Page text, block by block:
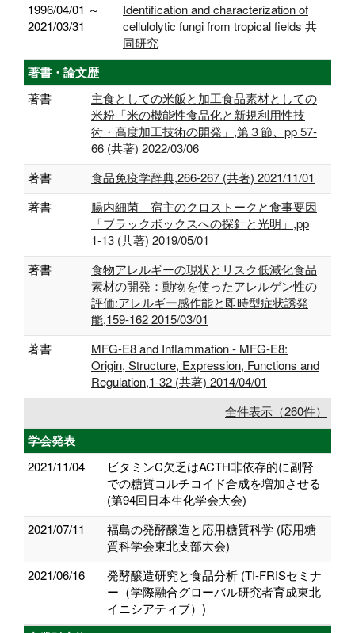
1996/04/01 ～
2021/03/31
Identification and characterization of
cellulolytic fungi from tropical fields 共
同研究
著書・論文歴
著書
主食としての米飯と加工食品素材としての
米粉「米の機能性食品化と新規利用性技
術・高度加工技術の開発」,第３節、pp 57-
66 (共著) 2022/03/06
著書
食品免疫学辞典,266-267 (共著) 2021/11/01
著書
腸内細菌―宿主のクロストークと食事要因
「ブラックボックスへの探針と光明」,pp
1-13 (共著) 2019/05/01
著書
食物アレルギーの現状とリスク低減化食品
素材の開発：動物を使ったアレルゲン性の
評価:アレルギー感作能と即時型症状誘発
能,159-162 2015/03/01
著書
MFG-E8 and Inflammation - MFG-E8:
Origin, Structure, Expression, Functions and
Regulation,1-32 (共著) 2014/04/01
全件表示（260件）
学会発表
2021/11/04
ビタミンC欠乏はACTH非依存的に副腎
での糖質コルチコイド合成を増加させる
(第94回日本生化学会大会)
2021/07/11
福島の発酵醸造と応用糖質科学 (応用糖
質科学会東北支部大会)
2021/06/16
発酵醸造研究と食品分析 (TI-FRISセミナ
ー（学際融合グローバル研究者育成東北
イニシアティブ）)